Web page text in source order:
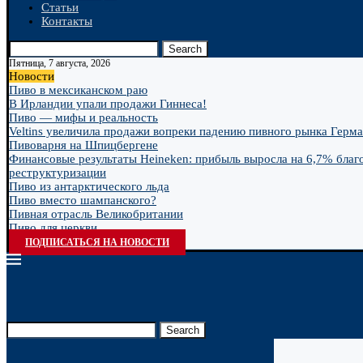
Статьи
Контакты
Search
Пятница, 7 августа, 2026
Новости
Пиво в мексиканском раю
В Ирландии упали продажи Гиннеса!
Пиво — мифы и реальность
Veltins увеличила продажи вопреки падению пивного рынка
Пивоварня на Шпицбергене
Финансовые результаты Heineken: прибыль выросла на 6,7%
реструктуризации
Пиво из антарктического льда
Пиво вместо шампанского?
Пивная отрасль Великобритании
Пиво для церкви
ПОДПИСАТЬСЯ НА НОВОСТИ
Search